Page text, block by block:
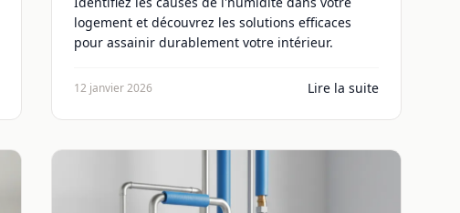
logement et découvrez les solutions efficaces
pour assainir durablement votre intérieur.
12 janvier 2026 Lire la suite